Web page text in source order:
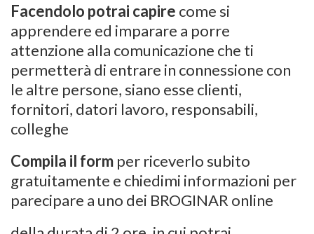
Facendolo potrai capire come si
apprendere ed imparare a porre
attenzione alla comunicazione che ti
permetterà di entrare in connessione con
le altre persone, siano esse clienti,
fornitori, datori lavoro, responsabili,
colleghe
Compila il form per riceverlo subito
gratuitamente e chiedimi informazioni per
parecipare a uno dei BROGINAR online